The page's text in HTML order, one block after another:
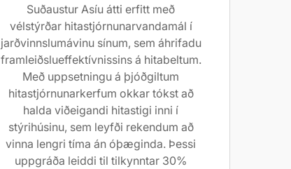
Suðaustur Asíu átti erfitt með
vélstýrðar hitastjórnunarvandamál í
jarðvinnslumávinu sínum, sem áhrifadu
framleiðslueffektívnissins á hitabeltum.
Með uppsetningu á þjóðgiltum
hitastjórnunarkerfum okkar tókst að
halda viðeigandi hitastigi inni í
stýrihúsinu, sem leyfði rekendum að
vinna lengri tíma án óþæginda. Þessi
uppgráða leiddi til tilkynntar 30%